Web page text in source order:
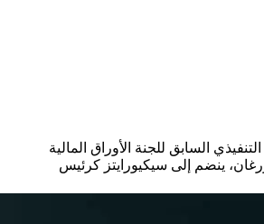
السابق للجنة الأوراق المالية
ينضم إلى سيكيورايتز كرئيس